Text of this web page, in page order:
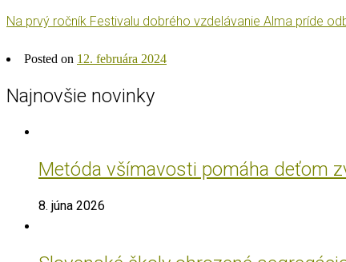
Na prvý ročník Festivalu dobrého vzdelávanie Alma príde
Posted on 12. februára 2024
Najnovšie novinky
Metóda všímavosti pomáha deťom
8. júna 2026